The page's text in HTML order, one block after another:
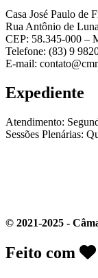
Casa José Paulo de
Rua Antônio de
CEP: 58.345-000 –
Telefone: (83) 9
E-mail:
Expediente
Atendimento:
Sessões Plenárias:
© 2021-2025 -
Feito com